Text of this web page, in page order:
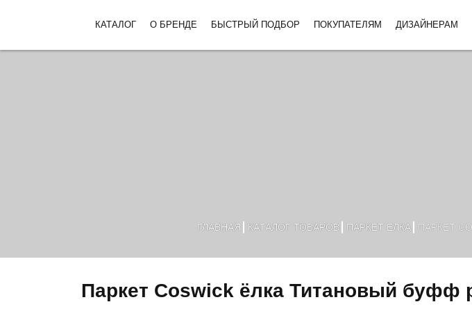
КАТАЛОГ О БРЕНДЕ БЫСТРЫЙ ПОДБОР ПОКУПАТЕЛЯМ ДИЗАЙНЕРАМ
ГЛАВНАЯ КАТАЛОГ ТОВАРОВ ПАРКЕТ ЕЛКА ПАРКЕТ
Паркет Coswick ёлка Титановый буфф